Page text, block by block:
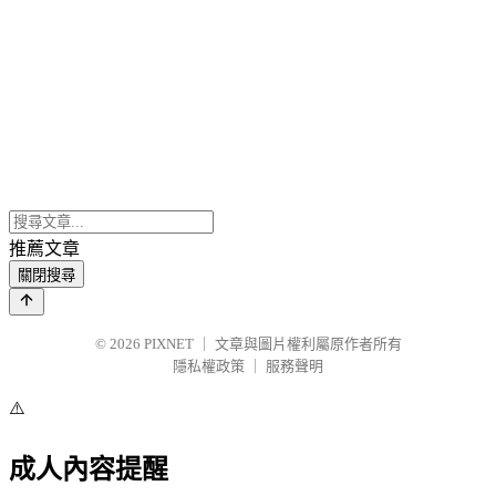
推薦文章
關閉搜尋
© 2026 PIXNET
文章與圖片權利屬原作者所有
隱私權政策
服務聲明
⚠️
成人內容提醒